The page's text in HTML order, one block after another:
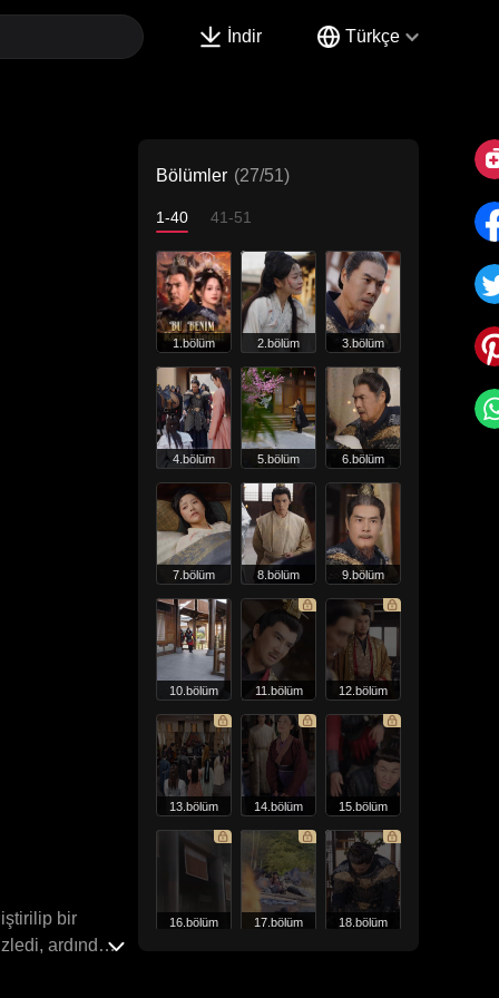
İndir Türkçe
bir
ardından
Bölümler (27/51)
1-40 41-51
1.bölüm 2.bölüm 3.bölüm
4.bölüm 5.bölüm 6.bölüm
7.bölüm 8.bölüm 9.bölüm
10.bölüm 11.bölüm 12.bölüm
13.bölüm 14.bölüm 15.bölüm
16.bölüm 17.bölüm 18.bölüm